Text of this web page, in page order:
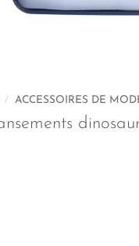
/ ACCESSOIRES DE